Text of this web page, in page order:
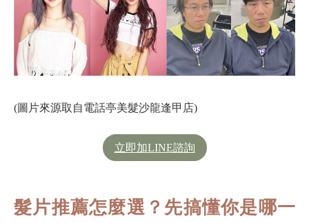
(圖片來源取自電話亭美髮沙龍逢甲店)
立即加LINE諮詢
髮片推薦怎麼選？先搞懂你是哪一